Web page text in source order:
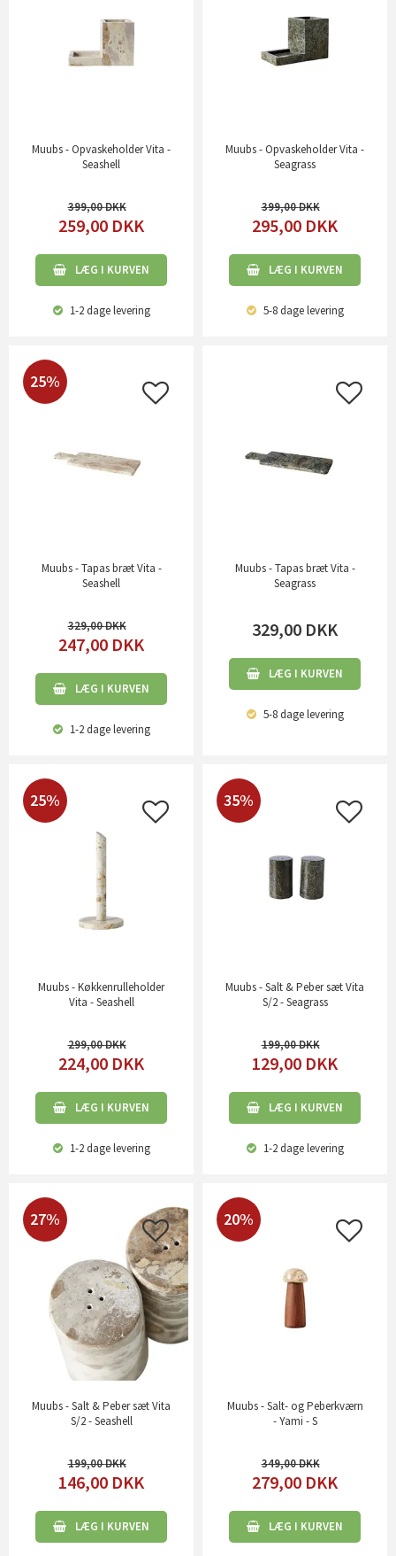
Muubs - Opvaskeholder Vita -
Seashell
399,00
259,00 DKK
LÆG I KURVEN
1-2 dagelevering
Muubs - Opvaskeholder Vita -
Seagrass
399,00
295,00 DKK
LÆG I KURVEN
5-8 dagelevering
25%
Muubs - Tapas bræt Vita -
Seashell
329,00
247,00 DKK
LÆG I KURVEN
1-2 dagelevering
Muubs - Tapas bræt Vita -
Seagrass
329,00 DKK
LÆG I KURVEN
5-8 dagelevering
25%
Muubs - Køkkenrulleholder
Vita - Seashell
299,00
224,00 DKK
LÆG I KURVEN
1-2 dagelevering
35%
Muubs - Salt & Peber sæt Vita
S/2 - Seagrass
199,00
129,00 DKK
LÆG I KURVEN
1-2 dagelevering
27%
Muubs - Salt & Peber sæt Vita
S/2 - Seashell
199,00
146,00 DKK
LÆG I KURVEN
20%
Muubs - Salt- og Peberkværn
- Yami - S
349,00
279,00 DKK
LÆG I KURVEN